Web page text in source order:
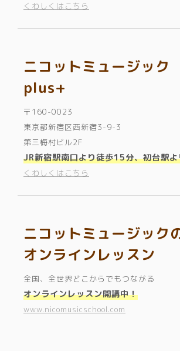
くわしくはこちら
ニコットミュージック
plus+
〒160-0023
東京都新宿区西新宿3-9-3
第三梅村ビル2F
JR新宿駅南口より徒歩15分、初台駅
くわしくはこちら
ニコットミュージック
オンラインレッスン
全国、全世界どこからでもつながる
オンラインレッスン開講中！
www.nicomusicschool.com